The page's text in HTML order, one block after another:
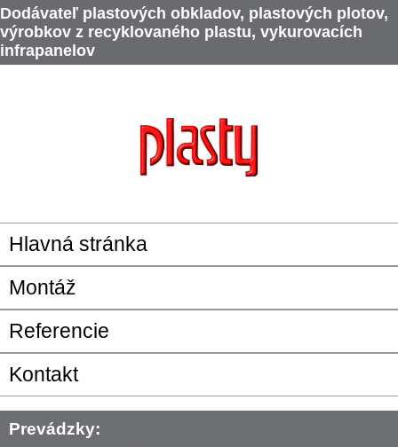
Dodávateľ plastových obkladov, plastových plotov,
výrobkov z recyklovaného plastu, vykurovacích
infrapanelov
Hlavná stránka
Montáž
Referencie
Kontakt
Prevádzky: